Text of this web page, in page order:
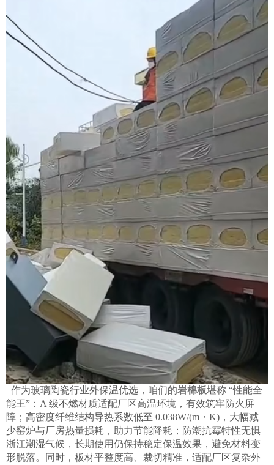
作为玻璃陶瓷行业外保温优选，咱们的岩棉板堪称 “性能全
能王”：A 级不燃材质适配厂区高温环境，有效筑牢防火屏
障；高密度纤维结构导热系数低至 0.038W/(m・K)，大幅减
少窑炉与厂房热量损耗，助力节能降耗；防潮抗霉特性无惧
浙江潮湿气候，长期使用仍保持稳定保温效果，避免材料变
形脱落。同时，板材平整度高、裁切精准，适配厂区复杂外